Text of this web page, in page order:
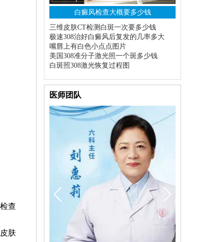
查
肤
白癜风检查大概要多少钱
三维皮肤CT检测白斑一次要多少钱
极速308治好白癜风后复发的几率多大
嘴唇上有白色小点点图片
美国308准分子激光照一个斑多少钱
白斑照308激光恢复过程图
医师团队